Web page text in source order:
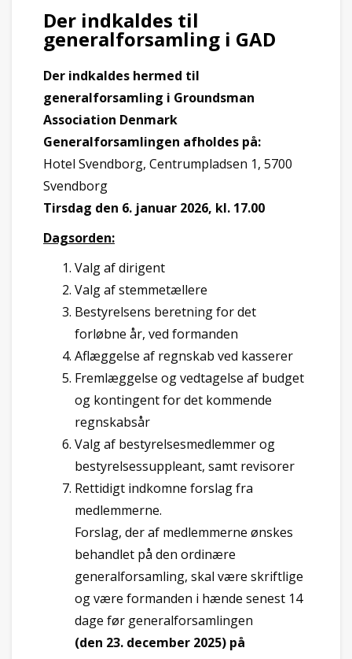
Der indkaldes til
generalforsamling i GAD
Der indkaldes hermed til
generalforsamling i Groundsman
Association Denmark
Generalforsamlingen afholdes på:
Hotel Svendborg, Centrumpladsen 1, 5700
Svendborg
Tirsdag den 6. januar 2026, kl. 17.00
Dagsorden:
Valg af dirigent
Valg af stemmetællere
Bestyrelsens beretning for det
forløbne år, ved formanden
Aflæggelse af regnskab ved kasserer
Fremlæggelse og vedtagelse af budget
og kontingent for det kommende
regnskabsår
Valg af bestyrelsesmedlemmer og
bestyrelsessuppleant, samt revisorer
Rettidigt indkomne forslag fra
medlemmerne.
Forslag, der af medlemmerne ønskes
behandlet på den ordinære
generalforsamling, skal være skriftlige
og være formanden i hænde senest 14
dage før generalforsamlingen
(den 23. december 2025) på